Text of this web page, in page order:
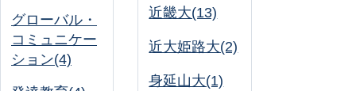
グローバル・
コミュニケー
ション(4)
近畿大(13)
近大姫路大(2)
身延山大(1)